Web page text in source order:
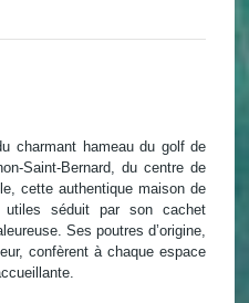
charmant hameau du golf de
Saint-Bernard, du centre de
cette authentique maison de
utiles séduit par son cachet
Ses poutres d’origine,
confèrent à chaque espace